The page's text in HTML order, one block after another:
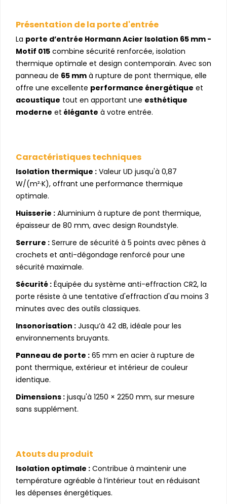
Présentation de la porte d'entrée
La porte d’entrée Hormann Acier Isolation 65 mm -
Motif 015 combine sécurité renforcée, isolation
thermique optimale et design contemporain. Avec son
panneau de 65 mm à rupture de pont thermique, elle
offre une excellente performance énergétique et
acoustique tout en apportant une esthétique
moderne et élégante à votre entrée.
Caractéristiques techniques
Isolation thermique : Valeur UD jusqu'à 0,87
W/(m²·K), offrant une performance thermique
optimale.
Huisserie : Aluminium à rupture de pont thermique,
épaisseur de 80 mm, avec design Roundstyle.
Serrure : Serrure de sécurité à 5 points avec pênes à
crochets et anti-dégondage renforcé pour une
sécurité maximale.
Sécurité : Équipée du système anti-effraction CR2, la
porte résiste à une tentative d'effraction d'au moins 3
minutes avec des outils classiques.
Insonorisation : Jusqu’à 42 dB, idéale pour les
environnements bruyants.
Panneau de porte : 65 mm en acier à rupture de
pont thermique, extérieur et intérieur de couleur
identique.
Dimensions : jusqu'à 1250 × 2250 mm, sur mesure
sans supplément.
Atouts du produit
Isolation optimale : Contribue à maintenir une
température agréable à l’intérieur tout en réduisant
les dépenses énergétiques.